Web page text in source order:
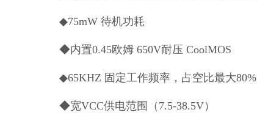
◆75mW 待机功耗
◆内置0.45欧姆 650V耐压 CoolMOS
◆65KHZ 固定工作频率，占空比最大80%
◆宽VCC供电范围（7.5-38.5V）